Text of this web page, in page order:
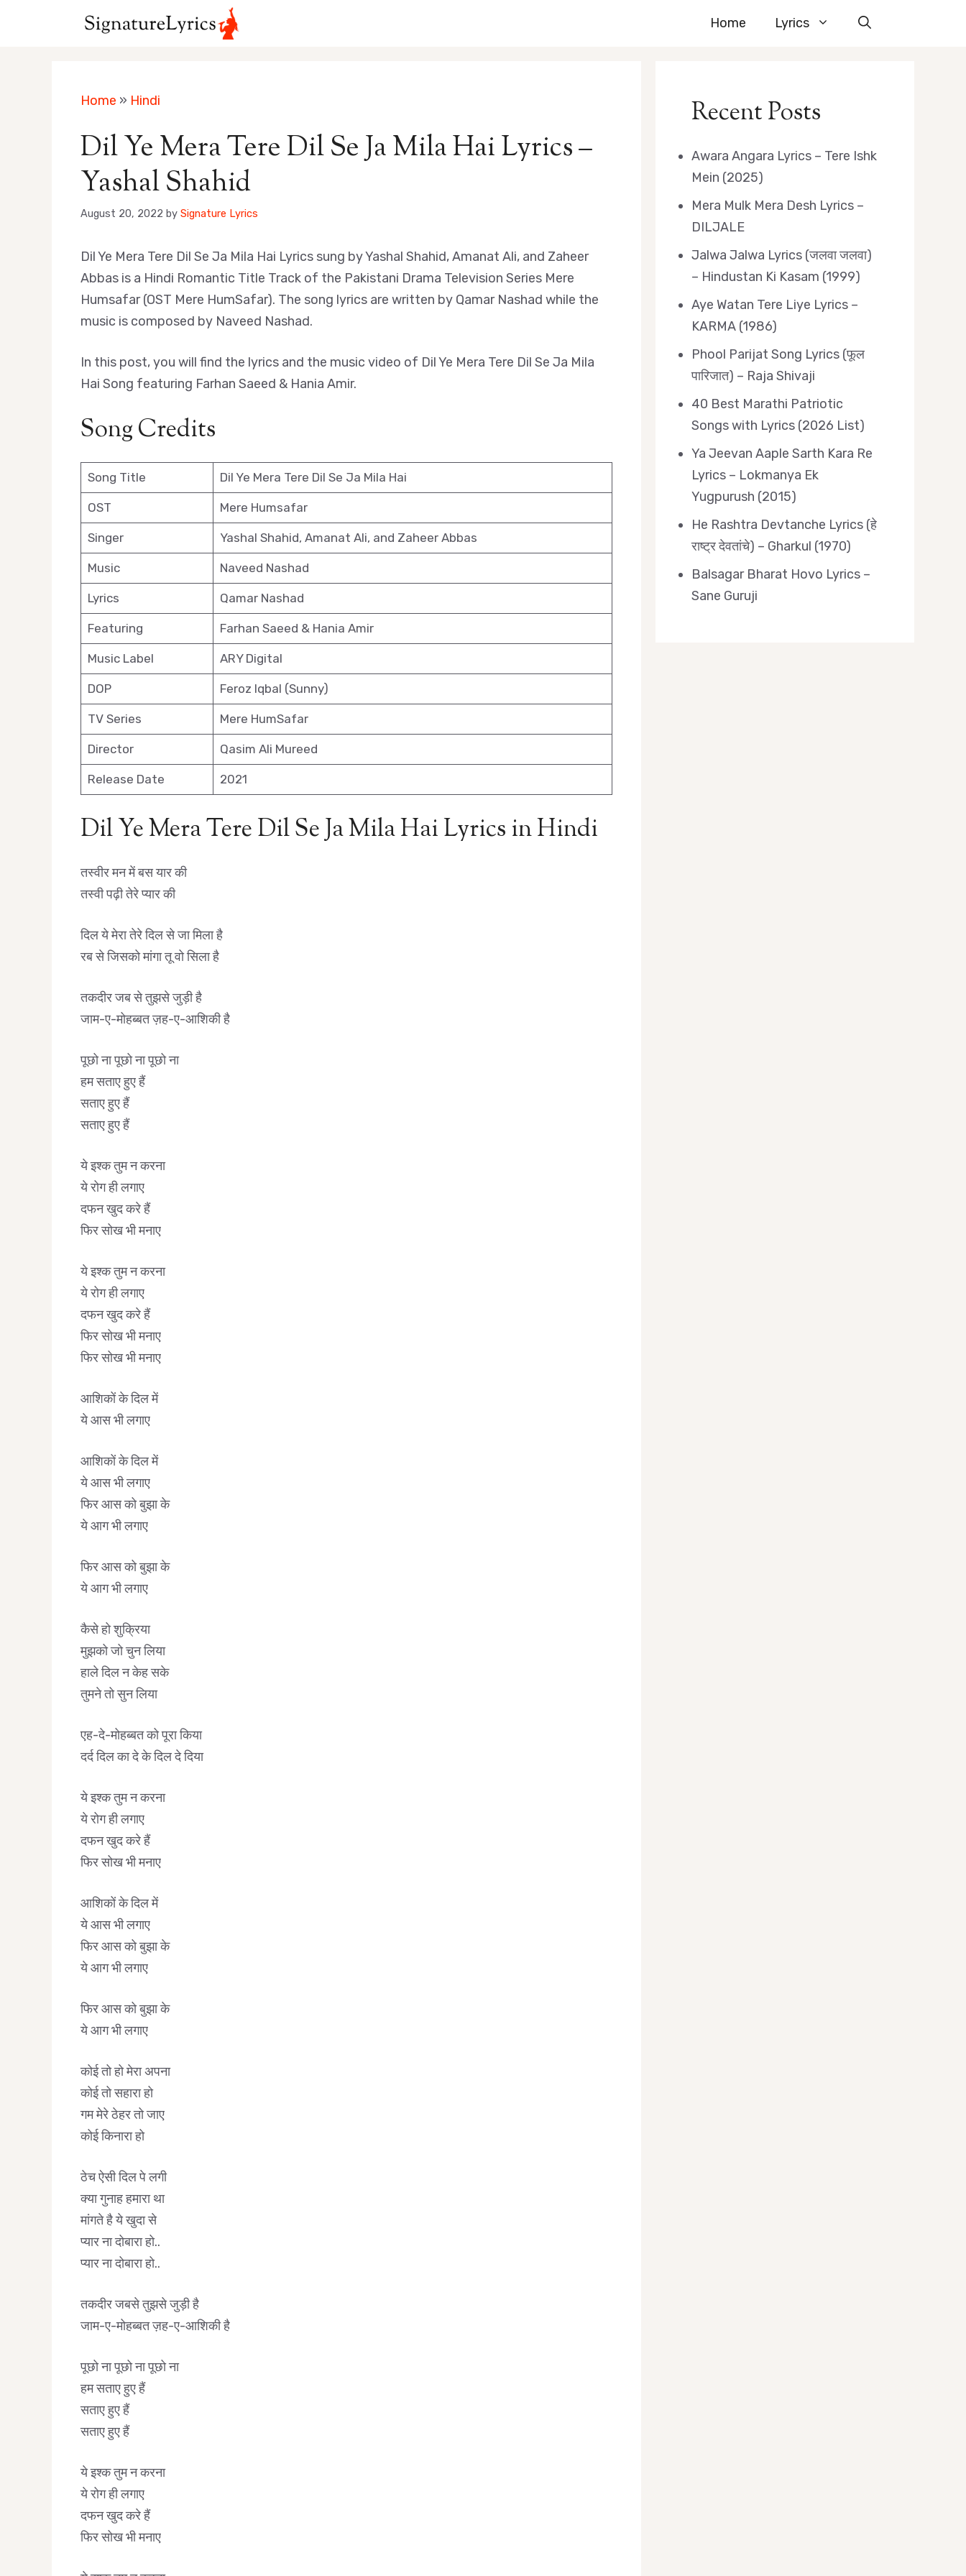
Home Lyrics
Home » Hindi
Dil Ye Mera Tere Dil Se Ja Mila Hai Lyrics –
Yashal Shahid
August 20, 2022 by Signature Lyrics
Dil Ye Mera Tere Dil Se Ja Mila Hai Lyrics sung by Yashal Shahid, Amanat Ali, and Zaheer
Abbas is a Hindi Romantic Title Track of the Pakistani Drama Television Series Mere
Humsafar (OST Mere HumSafar). The song lyrics are written by Qamar Nashad while the
music is composed by Naveed Nashad.
In this post, you will find the lyrics and the music video of Dil Ye Mera Tere Dil Se Ja Mila
Hai Song featuring Farhan Saeed & Hania Amir.
Song Credits
Song Title Dil Ye Mera Tere Dil Se Ja Mila Hai
OST Mere Humsafar
Singer Yashal Shahid, Amanat Ali, and Zaheer Abbas
Music Naveed Nashad
Lyrics Qamar Nashad
Featuring Farhan Saeed & Hania Amir
Music Label ARY Digital
DOP Feroz Iqbal (Sunny)
TV Series Mere HumSafar
Director Qasim Ali Mureed
Release Date 2021
Dil Ye Mera Tere Dil Se Ja Mila Hai Lyrics in Hindi
तस्वीर मन में बस यार की
तस्वी पढ़ी तेरे प्यार की
दिल ये मेरा तेरे दिल से जा मिला है
रब से जिसको मांगा तू वो सिला है
तकदीर जब से तुझसे जुड़ी है
जाम-ए-मोहब्बत ज़ह-ए-आशिकी है
पूछो ना पूछो ना पूछो ना
हम सताए हुए हैं
सताए हुए हैं
सताए हुए हैं
ये इश्क तुम न करना
ये रोग ही लगाए
दफन खुद करे हैं
फिर सोख भी मनाए
ये इश्क तुम न करना
ये रोग ही लगाए
दफन खुद करे हैं
फिर सोख भी मनाए
फिर सोख भी मनाए
आशिकों के दिल में
ये आस भी लगाए
आशिकों के दिल में
ये आस भी लगाए
फिर आस को बुझा के
ये आग भी लगाए
फिर आस को बुझा के
ये आग भी लगाए
कैसे हो शुक्रिया
मुझको जो चुन लिया
हाले दिल न केह सके
तुमने तो सुन लिया
एह-दे-मोहब्बत को पूरा किया
दर्द दिल का दे के दिल दे दिया
ये इश्क तुम न करना
ये रोग ही लगाए
दफन खुद करे हैं
फिर सोख भी मनाए
आशिकों के दिल में
ये आस भी लगाए
फिर आस को बुझा के
ये आग भी लगाए
फिर आस को बुझा के
ये आग भी लगाए
कोई तो हो मेरा अपना
कोई तो सहारा हो
गम मेरे ठेहर तो जाए
कोई किनारा हो
ठेच ऐसी दिल पे लगी
क्या गुनाह हमारा था
मांगते है ये खुदा से
प्यार ना दोबारा हो..
प्यार ना दोबारा हो..
तकदीर जबसे तुझसे जुड़ी है
जाम-ए-मोहब्बत ज़ह-ए-आशिकी है
पूछो ना पूछो ना पूछो ना
हम सताए हुए हैं
सताए हुए हैं
सताए हुए हैं
ये इश्क तुम न करना
ये रोग ही लगाए
दफन खुद करे हैं
फिर सोख भी मनाए
Recent Posts
Awara Angara Lyrics – Tere Ishk
Mein (2025)
Mera Mulk Mera Desh Lyrics –
DILJALE
Jalwa Jalwa Lyrics (जलवा जलवा)
– Hindustan Ki Kasam (1999)
Aye Watan Tere Liye Lyrics –
KARMA (1986)
Phool Parijat Song Lyrics (फूल
पारिजात) – Raja Shivaji
40 Best Marathi Patriotic
Songs with Lyrics (2026 List)
Ya Jeevan Aaple Sarth Kara Re
Lyrics – Lokmanya Ek
Yugpurush (2015)
He Rashtra Devtanche Lyrics (हे
राष्ट्र देवतांचे) – Gharkul (1970)
Balsagar Bharat Hovo Lyrics –
Sane Guruji